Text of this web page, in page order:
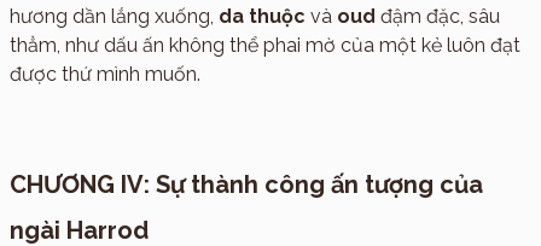
hương dần lắng xuống, da thuộc và oud đậm đặc, sâu
thẳm, như dấu ấn không thể phai mờ của một kẻ luôn đạt
được thứ mình muốn.
CHƯƠNG IV: Sự thành công ấn tượng của
ngài Harrod